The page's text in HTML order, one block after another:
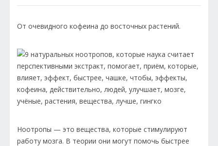
От очевидного кофеина до восточных растений.
Ноотропы — это вещества, которые стимулируют
работу мозга. В теории они могут помочь быстрее